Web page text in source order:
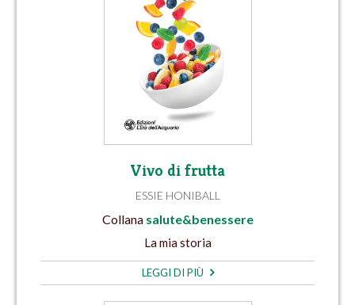
Vivo di frutta
ESSIE HONIBALL
Collana salute&benessere
La mia storia
LEGGI DI PIÙ